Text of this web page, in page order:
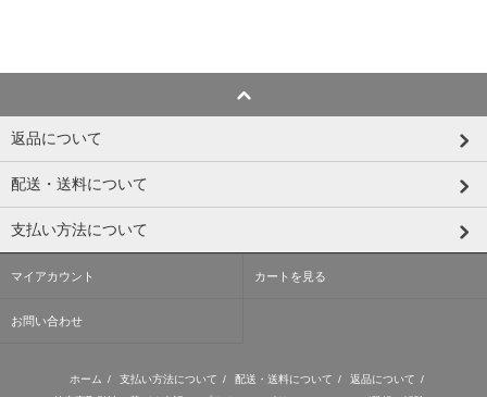
返品について
配送・送料について
支払い方法について
マイアカウント カートを見る
お問い合わせ
ホーム / 支払い方法について / 配送・送料について / 返品について /